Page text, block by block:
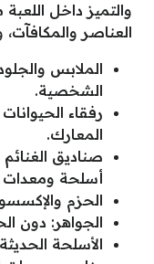
والتميز داخل
العناصر
الملابس
الشخصية.
رفقاء
المعارك.
صناديق
أسلحة ومعدات
الحزم
الجواهر: دون
الأسلحة